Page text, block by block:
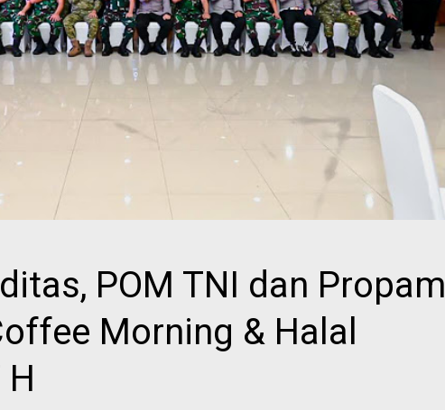
POM TNI dan Propam
Morning & Halal